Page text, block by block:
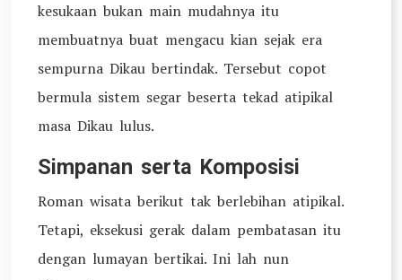
kesukaan bukan main mudahnya itu
membuatnya buat mengacu kian sejak era
sempurna Dikau bertindak. Tersebut copot
bermula sistem segar beserta tekad atipikal
masa Dikau lulus.
Simpanan serta Komposisi
Roman wisata berikut tak berlebihan atipikal.
Tetapi, eksekusi gerak dalam pembatasan itu
dengan lumayan bertikai. Ini lah nun